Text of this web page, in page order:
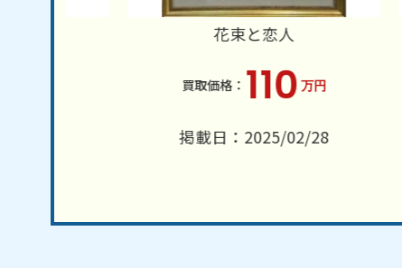
花束と恋人
110
掲載日：2025/02/28
ニン